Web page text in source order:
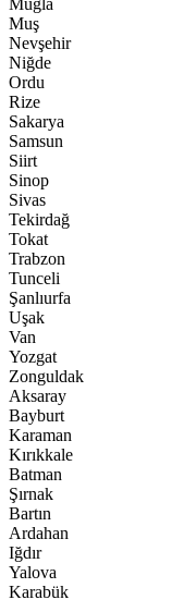
Muğla
Muş
Nevşehir
Niğde
Ordu
Rize
Sakarya
Samsun
Siirt
Sinop
Sivas
Tekirdağ
Tokat
Trabzon
Tunceli
Şanlıurfa
Uşak
Van
Yozgat
Zonguldak
Aksaray
Bayburt
Karaman
Kırıkkale
Batman
Şırnak
Bartın
Ardahan
Iğdır
Yalova
Karabük